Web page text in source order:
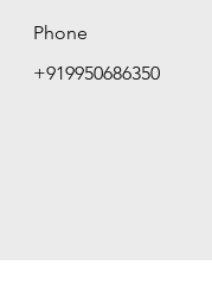
Phone
+919950686350